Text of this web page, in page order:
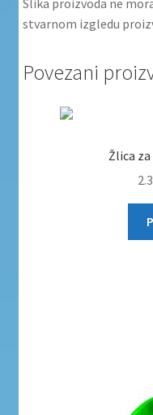
Slika proizvoda ne
stvarnom izgledu
Povezani
Žlica